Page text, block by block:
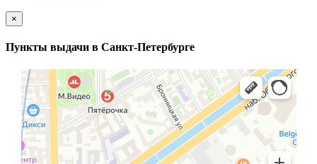
×
Пункты выдачи в Санкт-Петербурге